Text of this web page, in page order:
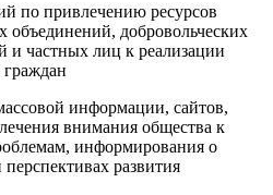
по привлечению ресурсов
объединений, добровольческих
и частных лиц к реализации
информации, сайтов,
внимания общества к
информирования о
развития